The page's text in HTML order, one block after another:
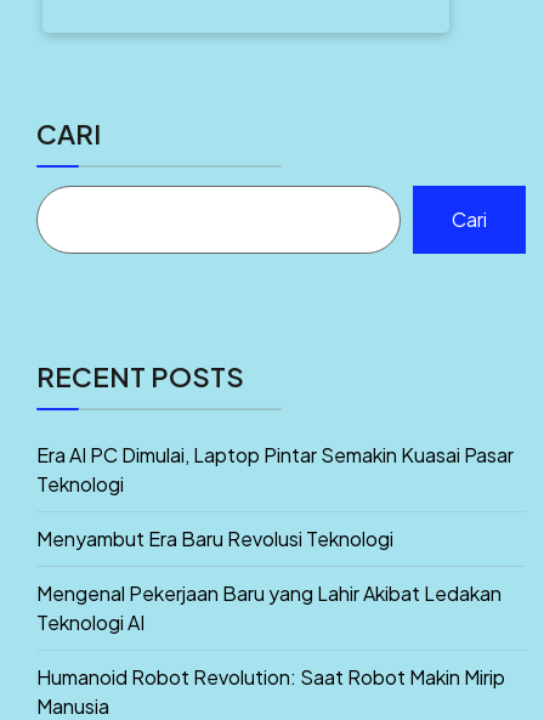
CARI
Cari
RECENT POSTS
Era AI PC Dimulai, Laptop Pintar Semakin Kuasai Pasar
Teknologi
Menyambut Era Baru Revolusi Teknologi
Mengenal Pekerjaan Baru yang Lahir Akibat Ledakan
Teknologi AI
Humanoid Robot Revolution: Saat Robot Makin Mirip
Manusia